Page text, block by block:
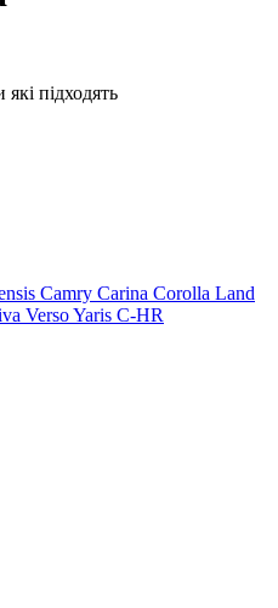
підходять
Camry Carina Corolla Land
VersoYaris C-HR